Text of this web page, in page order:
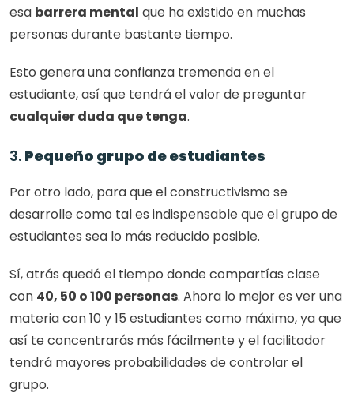
esa barrera mental que ha existido en muchas
personas durante bastante tiempo.
Esto genera una confianza tremenda en el
cualquier duda que tenga.
3. Pequeño grupo de estudiantes
Por otro lado, para que el constructivismo se
desarrolle como tal es indispensable que el grupo de
estudiantes sea lo más reducido posible.
Sí, atrás quedó el tiempo donde compartías clase
con 40, 50 o 100 personas. Ahora lo mejor es ver una
materia con 10 y 15 estudiantes como máximo, ya que
así te concentrarás más fácilmente y el facilitador
tendrá mayores probabilidades de controlar el
grupo.